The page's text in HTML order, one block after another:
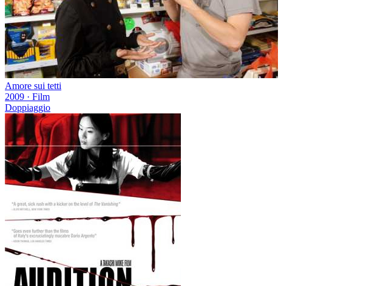
Amore sui tetti
2009 · Film
Doppiaggio